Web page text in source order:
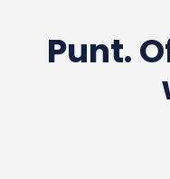
Punt.